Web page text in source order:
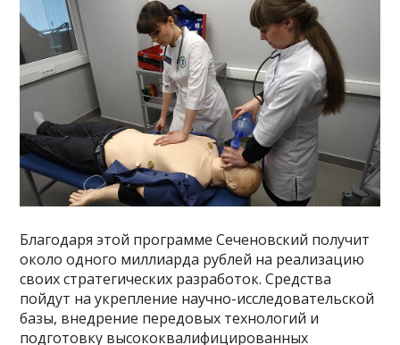
Благодаря этой программе Сеченовский получит
около одного миллиарда рублей на реализацию
своих стратегических разработок. Средства
пойдут на укрепление научно-исследовательской
базы, внедрение передовых технологий и
подготовку высококвалифицированных